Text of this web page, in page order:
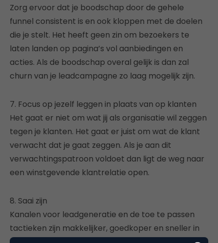
Zorg ervoor dat je boodschap door de gehele
funnel consistent is en ook kloppen met de doelen
die je stelt. Het heeft geen zin om bezoekers te
laten landen op pagina’s vol aanbiedingen en
acties. Als de boodschap overal gelijk is dan zal
churn van je leadcampagne zo laag mogelijk zijn.
7. Focus op jezelf leggen in plaats van op klanten
Het gaat er niet om wat jij als organisatie wil zeggen
tegen je klanten. Het gaat er juist om wat de klant
verwacht dat je gaat zeggen. Als je aan dit
verwachtingspatroon voldoet dan ligt de weg naar
een winstgevende klantrelatie open.
8. Saai zijn
Kanalen voor leadgeneratie en de toe te passen
tactieken zijn makkelijker, goedkoper en sneller in